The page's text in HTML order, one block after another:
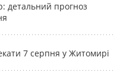
детальний прогноз
7 серпня у Житомирі